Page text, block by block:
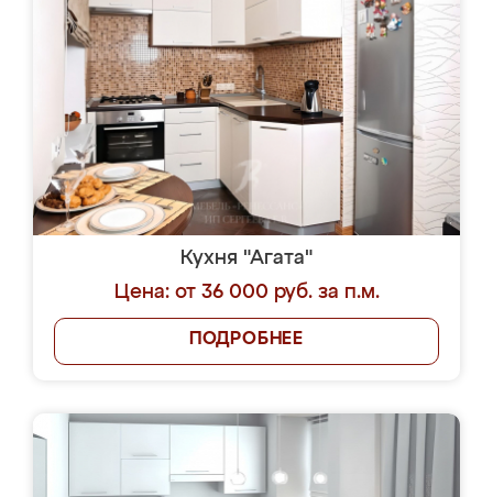
Кухня "Агата"
Цена: от 36 000 руб. за п.м.
ПОДРОБНЕЕ